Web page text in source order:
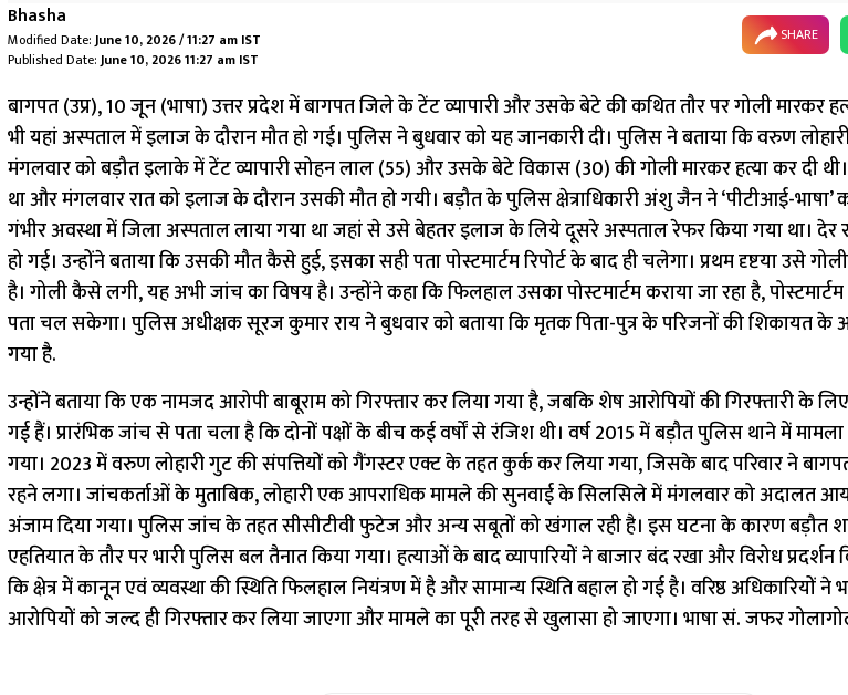
Bhasha
Modified Date:June 10, 2026 / 11:27 am IST
Published Date:June 10, 2026 11:27 am IST
SHARE
बागपत (उप्र), 10 जून (भाषा) उत्तर प्रदेश में बागपत जिले के टेंट व्यापारी और उसके बेटे की कथित तौर पर गोली मारकर
भी यहां अस्पताल में इलाज के दौरान मौत हो गई। पुलिस ने बुधवार को यह जानकारी दी। पुलिस ने बताया कि वरुण
मंगलवार को बड़ौत इलाके में टेंट व्यापारी सोहन लाल (55) और उसके बेटे विकास (30) की गोली मारकर हत्या कर दी
था और मंगलवार रात को इलाज के दौरान उसकी मौत हो गयी। बड़ौत के पुलिस क्षेत्राधिकारी अंशु जैन ने ‘पीटीआई-भाषा’
गंभीर अवस्था में जिला अस्पताल लाया गया था जहां से उसे बेहतर इलाज के लिये दूसरे अस्पताल रेफर किया गया था। देर
हो गई। उन्होंने बताया कि उसकी मौत कैसे हुई, इसका सही पता पोस्टमार्टम रिपोर्ट के बाद ही चलेगा। प्रथम दृष्टया उसे
है। गोली कैसे लगी, यह अभी जांच का विषय है। उन्होंने कहा कि फिलहाल उसका पोस्टमार्टम कराया जा रहा है,
पता चल सकेगा। पुलिस अधीक्षक सूरज कुमार राय ने बुधवार को बताया कि मृतक पिता-पुत्र के परिजनों की शिकायत के
गया है.
उन्होंने बताया कि एक नामजद आरोपी बाबूराम को गिरफ्तार कर लिया गया है, जबकि शेष आरोपियों की गिरफ्तारी के
गई हैं। प्रारंभिक जांच से पता चला है कि दोनों पक्षों के बीच कई वर्षों से रंजिश थी। वर्ष 2015 में बड़ौत पुलिस थाने में
गया। 2023 में वरुण लोहारी गुट की संपत्तियों को गैंगस्टर एक्ट के तहत कुर्क कर लिया गया, जिसके बाद परिवार ने
रहने लगा। जांचकर्ताओं के मुताबिक, लोहारी एक आपराधिक मामले की सुनवाई के सिलसिले में मंगलवार को अदालत
अंजाम दिया गया। पुलिस जांच के तहत सीसीटीवी फुटेज और अन्य सबूतों को खंगाल रही है। इस घटना के कारण बड़ौत
एहतियात के तौर पर भारी पुलिस बल तैनात किया गया। हत्याओं के बाद व्यापारियों ने बाजार बंद रखा और विरोध
कि क्षेत्र में कानून एवं व्यवस्था की स्थिति फिलहाल नियंत्रण में है और सामान्य स्थिति बहाल हो गई है। वरिष्ठ अधिकारियों ने
आरोपियों को जल्द ही गिरफ्तार कर लिया जाएगा और मामले का पूरी तरह से खुलासा हो जाएगा। भाषा सं. जफर